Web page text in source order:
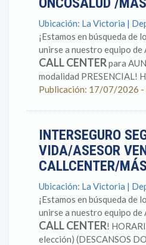
Ubicación: La Victoria |
¡Estamos en búsqueda de
unirse a nuestro equipo de
CALL CENTERpara
modalidad PRESENCIAL!
Publicación: 17/07/2026 -
INTERSEGURO
VIDA/ASESOR
CALLCENTER/
Ubicación: La Victoria |
¡Estamos en búsqueda de
unirse a nuestro equipo de
CALL CENTER!
elección) (DESCANSOS